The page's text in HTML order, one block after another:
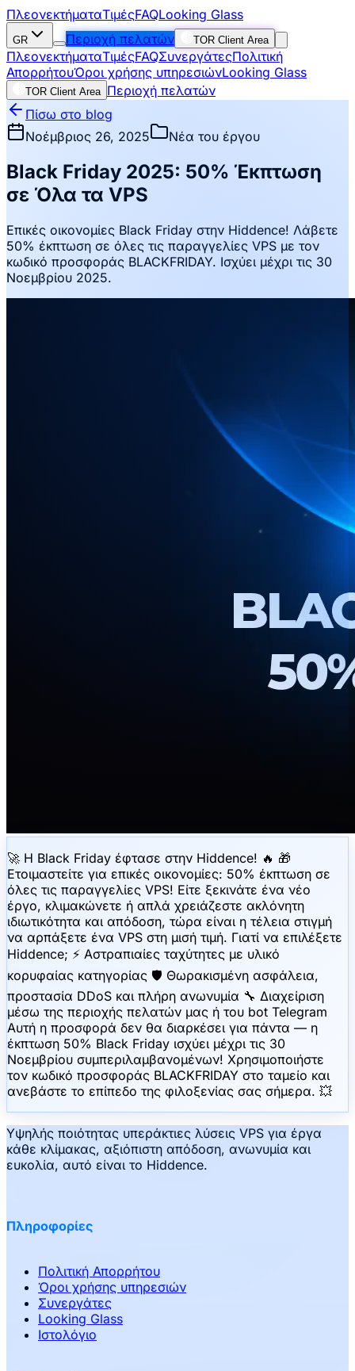
ΠλεονεκτήματαΤιμέςFAQLooking Glass
GR Περιοχή πελατών TOR Client Area
ΠλεονεκτήματαΤιμέςFAQΣυνεργάτεςΠολιτική
ΑπορρήτουΌροι χρήσης υπηρεσιώνLooking Glass
TOR Client Area Περιοχή πελατών
Πίσω στο blog
Νοέμβριος 26, 2025
Νέα του έργου
Black Friday 2025: 50% Έκπτωση
σε Όλα τα VPS
Επικές οικονομίες Black Friday στην Hiddence! Λάβετε
50% έκπτωση σε όλες τις παραγγελίες VPS με τον
κωδικό προσφοράς BLACKFRIDAY. Ισχύει μέχρι τις 30
Νοεμβρίου 2025.
🚀 Η Black Friday έφτασε στην Hiddence! 🔥 🎁
Ετοιμαστείτε για επικές οικονομίες: 50% έκπτωση σε
όλες τις παραγγελίες VPS! Είτε ξεκινάτε ένα νέο
έργο, κλιμακώνετε ή απλά χρειάζεστε ακλόνητη
ιδιωτικότητα και απόδοση, τώρα είναι η τέλεια στιγμή
να αρπάξετε ένα VPS στη μισή τιμή. Γιατί να επιλέξετε
Hiddence; ⚡️ Αστραπιαίες ταχύτητες με υλικό
κορυφαίας κατηγορίας 🛡 Θωρακισμένη ασφάλεια,
προστασία DDoS και πλήρη ανωνυμία 🔧 Διαχείριση
μέσω της περιοχής πελατών μας ή του bot Telegram
Αυτή η προσφορά δεν θα διαρκέσει για πάντα — η
έκπτωση 50% Black Friday ισχύει μέχρι τις 30
Νοεμβρίου συμπεριλαμβανομένων! Χρησιμοποιήστε
τον κωδικό προσφοράς BLACKFRIDAY στο ταμείο και
ανεβάστε το επίπεδο της φιλοξενίας σας σήμερα. 💥
Υψηλής ποιότητας υπεράκτιες λύσεις VPS για έργα
κάθε κλίμακας, αξιόπιστη απόδοση, ανωνυμία και
ευκολία, αυτό είναι το Hiddence.
Πληροφορίες
Πολιτική Απορρήτου
Όροι χρήσης υπηρεσιών
Συνεργάτες
Looking Glass
Ιστολόγιο